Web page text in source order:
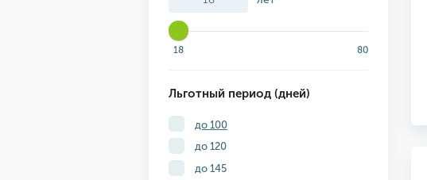
18 80
Льготный период (дней)
до 100
до 120
до 145